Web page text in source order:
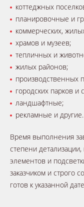
коттеджных
планировочные и
коммерческих,
храмов и музеев;
тепличных и
жилых районов;
городских парков и
ландшафтные;
рекламные и другие.
Время выполнения
степени
элементов и
заказчиком и строго
готов к указанной